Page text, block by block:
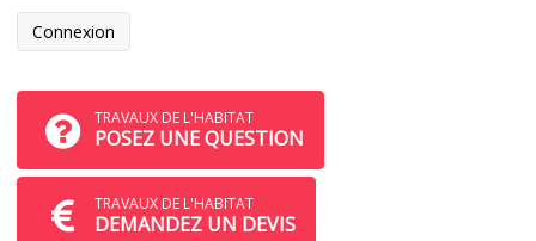
TRAVAUX DE L'HABITAT
POSEZ UNE QUESTION
TRAVAUX DE L'HABITAT
DEMANDEZ UN DEVIS